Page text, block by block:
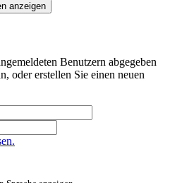
anzeigen
Benutzern abgegeben
oder erstellen Sie einen neuen